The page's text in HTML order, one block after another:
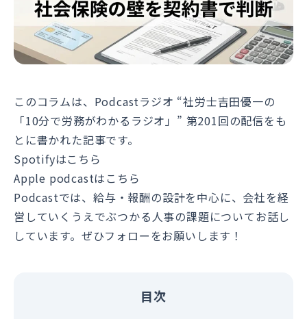
このコラムは、Podcastラジオ “社労士吉田優一の
「10分で労務がわかるラジオ」” 第201回の配信をも
とに書かれた記事です。
Spotifyはこちら
Apple podcastはこちら
Podcastでは、給与・報酬の設計を中心に、会社を経
営していくうえでぶつかる人事の課題についてお話し
しています。ぜひフォローをお願いします！
目次